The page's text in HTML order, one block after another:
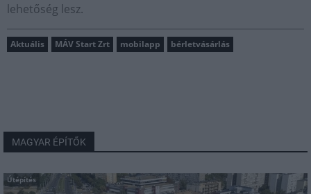
lehetőség lesz.
Aktuális MÁV Start Zrt mobilapp bérletvásárlás
MAGYAR ÉPÍTŐK
Útépítés